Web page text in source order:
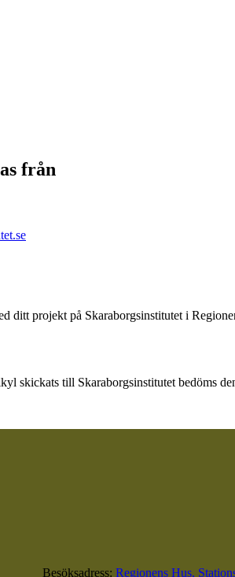
från
ditt projekt på Skaraborgsinstitutet i
skickats till Skaraborgsinstitutet bedöms
Besöksadress: Regionens Hus,